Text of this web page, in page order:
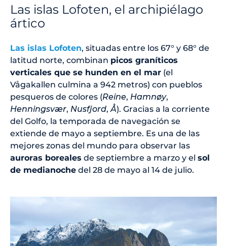
Las islas Lofoten, el archipiélago
ártico
Las islas Lofoten, situadas entre los 67° y 68° de
latitud norte, combinan picos graníticos
verticales que se hunden en el mar (el
Vågakallen culmina a 942 metros) con pueblos
pesqueros de colores (Reine, Hamnøy,
Henningsvær, Nusfjord,Å). Gracias a la corriente
del Golfo, la temporada de navegación se
extiende de mayo a septiembre. Es una de las
mejores zonas del mundo para observar las
auroras boreales de septiembre a marzo y el sol
de medianoche del 28 de mayo al 14 de julio.